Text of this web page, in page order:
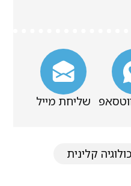
שליחת מייל
קלינית